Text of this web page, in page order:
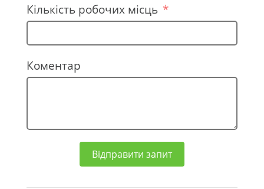
n
e
+
8
Кількість робочих місць
Коментар
Відправити запит